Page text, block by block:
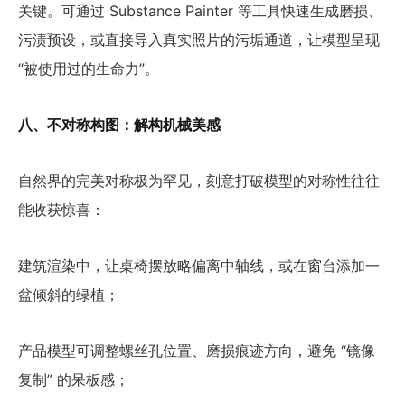
关键。可通过 Substance Painter 等工具快速生成磨损、
污渍预设，或直接导入真实照片的污垢通道，让模型呈现
“被使用过的生命力”。
八、不对称构图：解构机械美感
自然界的完美对称极为罕见，刻意打破模型的对称性往往
能收获惊喜：
建筑渲染中，让桌椅摆放略偏离中轴线，或在窗台添加一
盆倾斜的绿植；
产品模型可调整螺丝孔位置、磨损痕迹方向，避免 “镜像
复制” 的呆板感；